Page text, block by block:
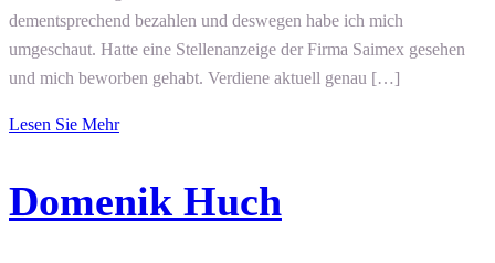
dementsprechend bezahlen und deswegen habe ich mich
umgeschaut. Hatte eine Stellenanzeige der Firma Saimex gesehen
und mich beworben gehabt. Verdiene aktuell genau […]
Lesen Sie Mehr
Domenik Huch